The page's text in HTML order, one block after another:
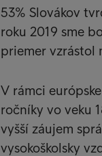
53% Slovákov
roku 2019 sme
priemer vzrástol
V rámci
ročníky vo veku
vyšší záujem
vysokoškolsky